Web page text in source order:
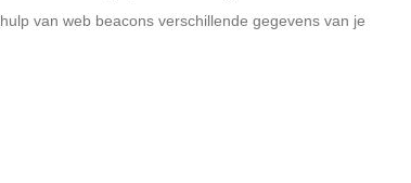
van web beacons verschillende gegevens van je